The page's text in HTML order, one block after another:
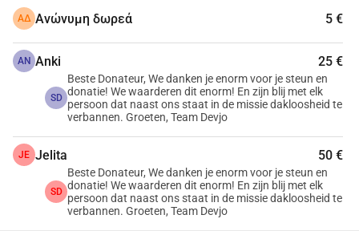
δημοτικού συμβουλίου. Αυτή η
πρώτη γνωριμία συχνά συμβαίνει σε
μέρη όπου έρχεσαι μόνο αν είσαι
άστεγος. Οι καταυλισμοί με τις
σκηνές όπου διαμένουν άστεγοι στο
Haagse Bos, μέρη σε πάρκα και άλλες
μυστικές τοποθεσίες ύπνου των
ΑΔ Ανώνυμη δωρεά 5 €
AN Anki 25 €
SD
Beste Donateur, We danken je enorm voor je steun en
donatie! We waarderen dit enorm! En zijn blij met elk
persoon dat naast ons staat in de missie dakloosheid te
verbannen. Groeten, Team Devjo
JE Jelita 50 €
SD
Beste Donateur, We danken je enorm voor je steun en
donatie! We waarderen dit enorm! En zijn blij met elk
persoon dat naast ons staat in de missie dakloosheid te
verbannen. Groeten, Team Devjo